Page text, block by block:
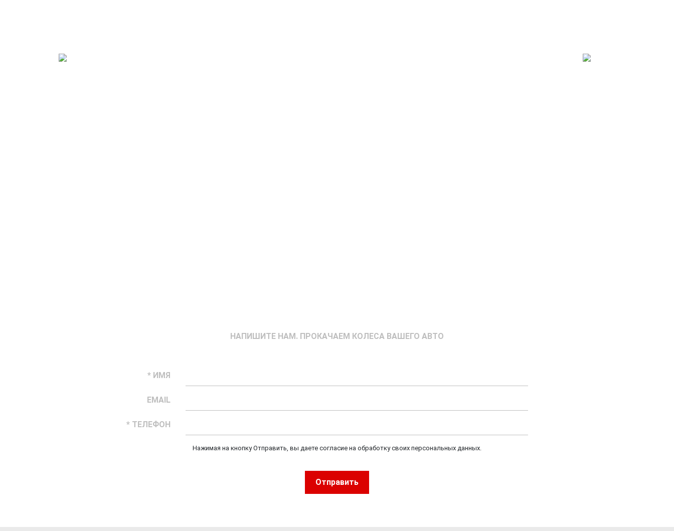
НАПИШИТЕ НАМ. ПРОКАЧАЕМ КОЛЕСА ВАШЕГО АВТО
* ИМЯ
EMAIL
* ТЕЛЕФОН
Нажимая на кнопку Отправить, вы даете согласие на обработку своих персональных данных.
Отправить